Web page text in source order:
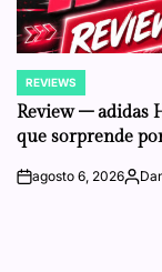
POSTED
IN
REVIEWS
Review – adidas
que sorprende
onagosto 6, 2026